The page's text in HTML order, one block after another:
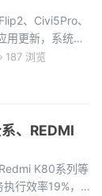
、Civi5Pro、
用更新，系统将
187 浏览
、REDMI
K80系列等
行效率19%，